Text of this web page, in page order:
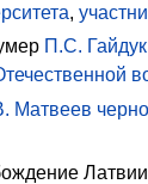
,
П.С. Гайдук
Матвеев